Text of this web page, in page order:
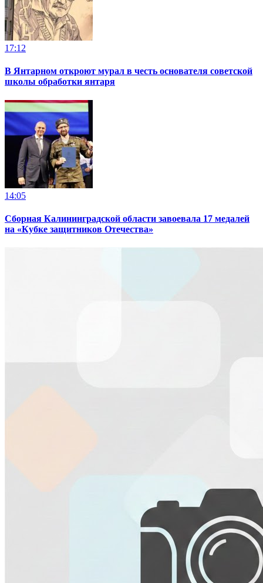
17:12
В Янтарном откроют мурал в честь основателя советской
школы обработки янтаря
14:05
Сборная Калининградской области завоевала 17 медалей
на «Кубке защитников Отечества»